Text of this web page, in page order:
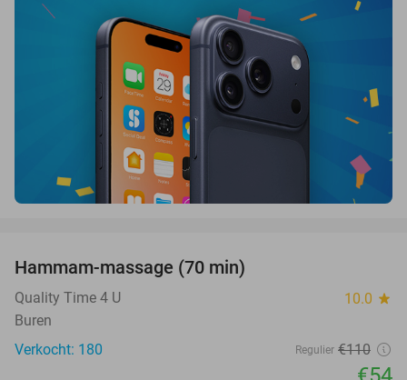
OUT
Hammam-massage (70 min)
Quality Time 4 U 10.0 star
Buren
Verkocht: 180
Regulier €110